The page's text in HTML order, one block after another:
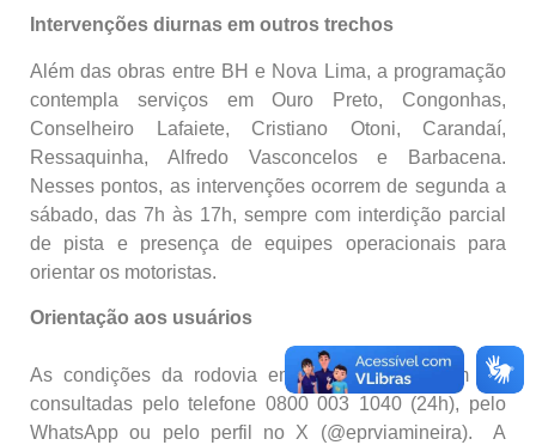
Intervenções diurnas em outros trechos
Além das obras entre BH e Nova Lima, a programação
contempla serviços em Ouro Preto, Congonhas,
Conselheiro Lafaiete, Cristiano Otoni, Carandaí,
Ressaquinha, Alfredo Vasconcelos e Barbacena.
Nesses pontos, as intervenções ocorrem de segunda a
sábado, das 7h às 17h, sempre com interdição parcial
de pista e presença de equipes operacionais para
orientar os motoristas.
Orientação aos usuários
As condições da rodovia em tempo real podem ser
consultadas pelo telefone 0800 003 1040 (24h), pelo
WhatsApp ou pelo perfil no X (@eprviamineira). A